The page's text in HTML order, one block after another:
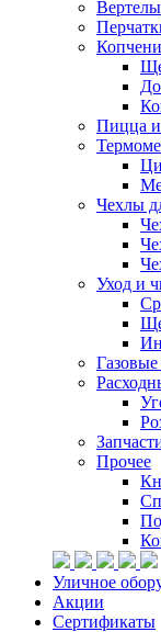
Вертелы
Пицца
Чехлы
Уход и
Прочее
Уличное
Акции
Сертификаты